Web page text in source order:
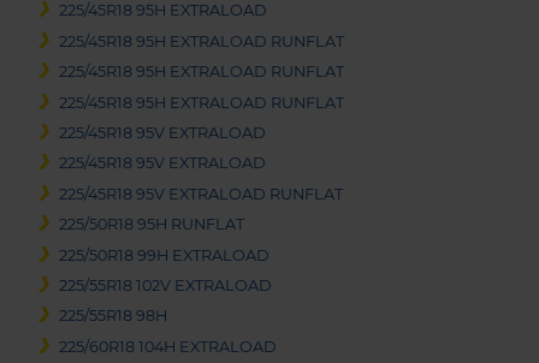
225/45R18 95H EXTRALOAD
225/45R18 95H EXTRALOAD RUNFLAT
225/45R18 95H EXTRALOAD RUNFLAT
225/45R18 95H EXTRALOAD RUNFLAT
225/45R18 95V EXTRALOAD
225/45R18 95V EXTRALOAD
225/45R18 95V EXTRALOAD RUNFLAT
225/50R18 95H RUNFLAT
225/50R18 99H EXTRALOAD
225/55R18 102V EXTRALOAD
225/55R18 98H
225/60R18 104H EXTRALOAD